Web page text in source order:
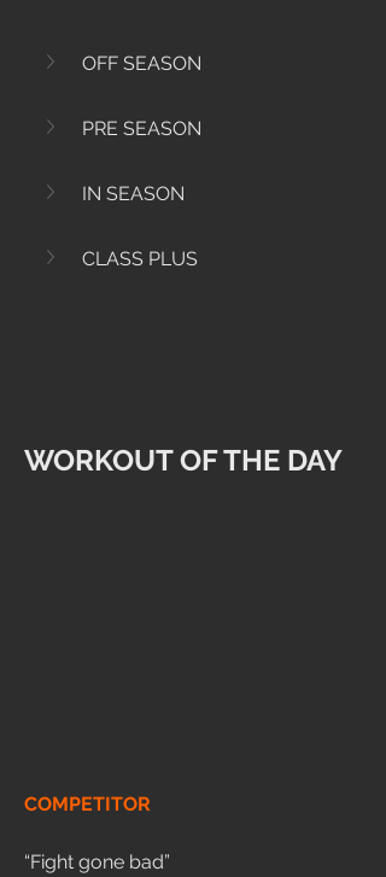
OFF SEASON
PRE SEASON
IN SEASON
CLASS PLUS
WORKOUT OF THE DAY
COMPETITOR
“Fight gone bad”